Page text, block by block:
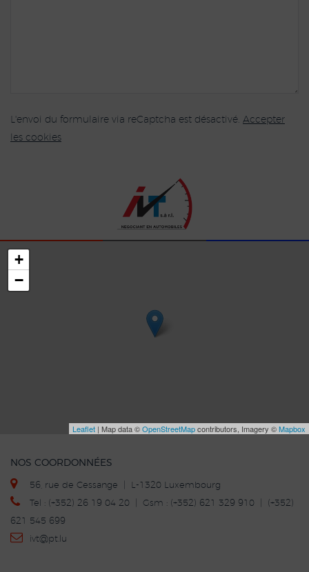
L'envoi du formulaire via reCaptcha est désactivé. Accepter
les cookies
+
−
Leaflet | Map data ©OpenStreetMapcontributors, Imagery ©Mapbox
NOS COORDONNÉES
56, rue de Cessange | L-1320 Luxembourg
Tel : (+352) 26 19 04 20 | Gsm : (+352) 621 329 910 | (+352)
621 545 699
ivt@pt.lu